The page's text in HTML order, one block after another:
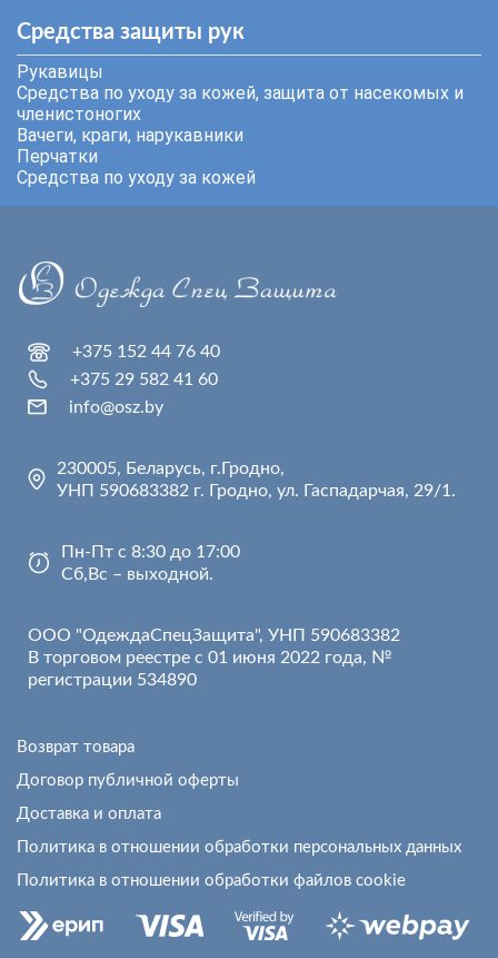
Средства защиты рук
Рукавицы
Средства по уходу за кожей, защита от насекомых и
членистоногих
Вачеги, краги, нарукавники
Перчатки
Средства по уходу за кожей
+375 152 44 76 40
+375 29 582 41 60
info@osz.by
230005, Беларусь, г.Гродно,
УНП 590683382 г. Гродно, ул. Гаспадарчая, 29/1.
Пн-Пт с 8:30 до 17:00
Сб,Вс – выходной.
ООО "ОдеждаСпецЗащита", УНП 590683382
В торговом реестре с 01 июня 2022 года, №
регистрации 534890
Возврат товара
Договор публичной оферты
Доставка и оплата
Политика в отношении обработки персональных данных
Политика в отношении обработки файлов cookie